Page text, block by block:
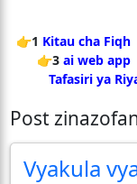
👉1 Kitau cha Fiqh
👉3 ai web app
Tafasiri ya
Post
Vyakula